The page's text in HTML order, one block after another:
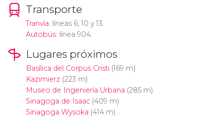
Transporte
Tranvía: líneas 6, 10 y 13.
Autobús: línea 904.
Lugares próximos
Basílica del Corpus Cristi(169 m)
Kazimierz (223 m)
Museo de Ingeniería Urbana (285 m)
Sinagoga de Isaac(409 m)
Sinagoga Wysoka (414 m)